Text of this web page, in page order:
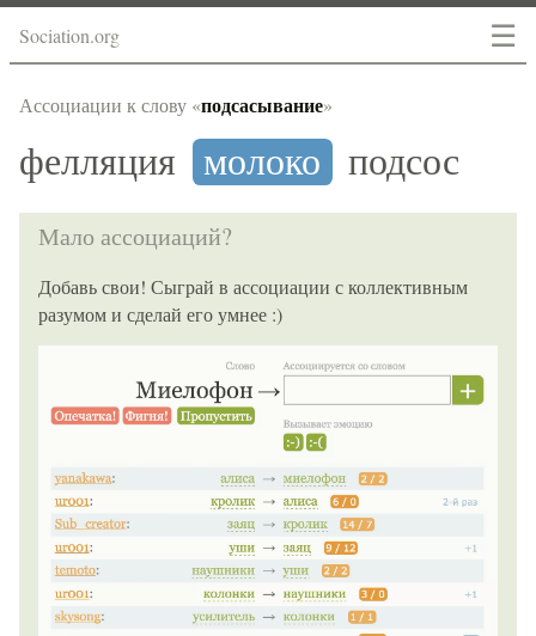
☰
Sociation.org
Ассоциации к слову «подсасывание»
фелляция молоко подсос
Мало ассоциаций?
Добавь свои! Сыграй в ассоциации с коллективным
разумом и сделай его умнее :)